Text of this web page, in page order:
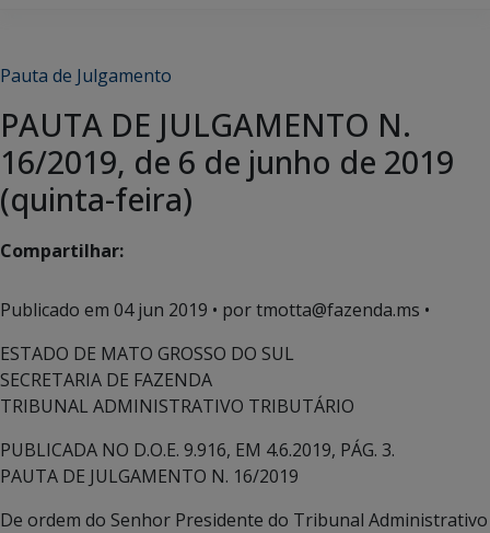
Pauta de Julgamento
PAUTA DE JULGAMENTO N.
16/2019, de 6 de junho de 2019
(quinta-feira)
Compartilhar:
Publicado em 04 jun 2019 • por tmotta@fazenda.ms •
ESTADO DE MATO GROSSO DO SUL
SECRETARIA DE FAZENDA
TRIBUNAL ADMINISTRATIVO TRIBUTÁRIO
PUBLICADA NO D.O.E. 9.916, EM 4.6.2019, PÁG. 3.
PAUTA DE JULGAMENTO N. 16/2019
De ordem do Senhor Presidente do Tribunal Administrativo